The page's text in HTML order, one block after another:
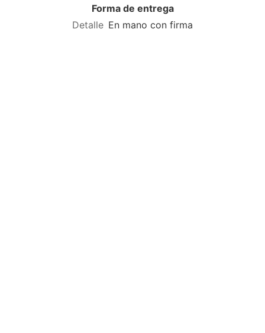
Forma de entrega
En mano con firma